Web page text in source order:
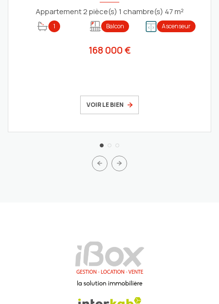
Appartement 2 pièce(s) 1 chambre(s) 47 m²
1 Balcon Ascenseur
168 000 €
VOIR LE BIEN